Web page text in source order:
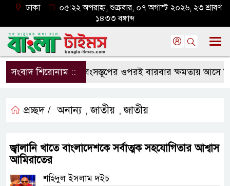
ঢাকা
০৫:২২ অপরাহ্ন, শুক্রবার, ০৭ অগাস্ট ২০২৬, ২৩ শ্রাবণ
১৪৩৩ বঙ্গাব্দ
সংবাদ শিরোনাম ::ধ্বংসস্তূপের ওপরই বারবার ক্ষমতায় আসে
প্রচ্ছদ / অনান্য ,জাতীয় ,জাতীয়
জ্বালানি খাতে বাংলাদেশকে সর্বাত্মক সহযোগিতার আশ্বাস
আমিরাতের
শহিদুল ইসলাম দইচ